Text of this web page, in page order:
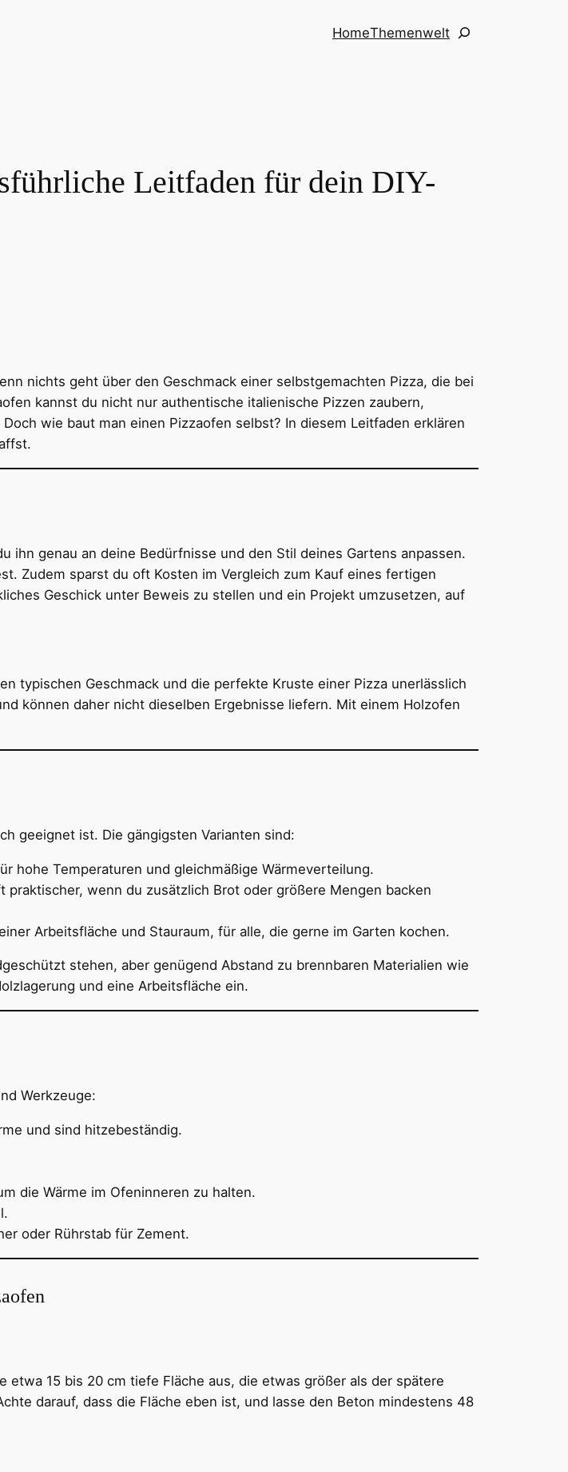
HomeThemenweltSuchen
Leitfaden für dein DIY-
nichts geht über den Geschmack einer selbstgemachten Pizza, die bei
kannst du nicht nur authentische italienische Pizzen zaubern,
wie baut man einen Pizzaofen selbst? In diesem Leitfaden erklären
ihn genau an deine Bedürfnisse und den Stil deines Gartens anpassen.
Zudem sparst du oft Kosten im Vergleich zum Kauf eines fertigen
Geschick unter Beweis zu stellen und ein Projekt umzusetzen, auf
typischen Geschmack und die perfekte Kruste einer Pizza unerlässlich
können daher nicht dieselben Ergebnisse liefern. Mit einem Holzofen
geeignet ist. Die gängigsten Varianten sind:
hohe Temperaturen und gleichmäßige Wärmeverteilung.
praktischer, wenn du zusätzlich Brot oder größere Mengen backen
Arbeitsfläche und Stauraum, für alle, die gerne im Garten kochen.
stehen, aber genügend Abstand zu brennbaren Materialien wie
und eine Arbeitsfläche ein.
Werkzeuge:
und sind hitzebeständig.
die Wärme im Ofeninneren zu halten.
oder Rührstab für Zement.
etwa 15 bis 20 cm tiefe Fläche aus, die etwas größer als der spätere
darauf, dass die Fläche eben ist, und lasse den Beton mindestens 48